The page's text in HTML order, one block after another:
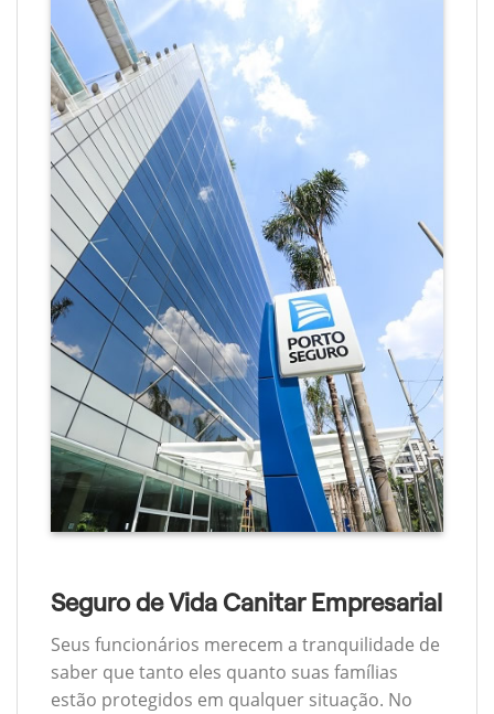
Seguro de Vida Canitar Empresarial
Seus funcionários merecem a tranquilidade de
saber que tanto eles quanto suas famílias
estão protegidos em qualquer situação. No